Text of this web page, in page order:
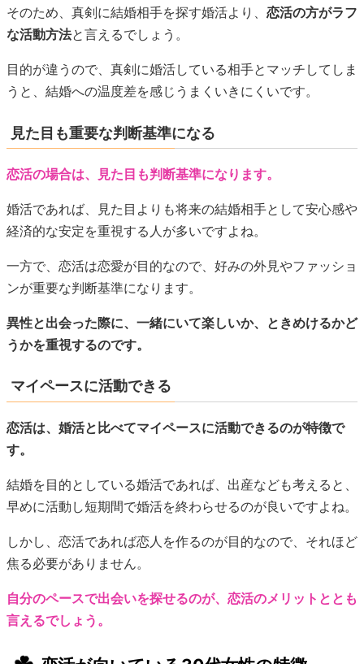
そのため、真剣に結婚相手を探す婚活より、 恋活の方がラフ
な活動方法と言えるでしょう。
目的が違うので、真剣に婚活している相手とマッチしてしま
うと、結婚への温度差を感じうまくいきにくいです。
見た目も重要な判断基準になる
恋活の場合は、見た目も判断基準になります。
婚活であれば、見た目よりも将来の結婚相手として安心感や
経済的な安定を重視する人が多いですよね。
一方で、恋活は恋愛が目的なので、好みの外見やファッショ
ンが重要な判断基準になります。
異性と出会った際に、一緒にいて楽しいか、ときめけるかど
うかを重視するのです。
マイペースに活動できる
恋活は、婚活と比べてマイペースに活動できるのが特徴で
す。
結婚を目的としている婚活であれば、出産なども考えると、
早めに活動し短期間で婚活を終わらせるのが良いですよね。
しかし、恋活であれば恋人を作るのが目的なので、それほど
焦る必要がありません。
自分のペースで出会いを探せるのが、恋活のメリットととも
言えるでしょう。